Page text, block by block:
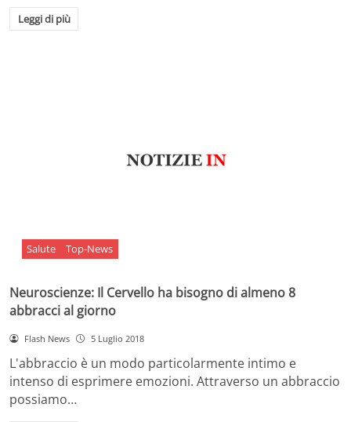
Leggi di più
Salute Top-News
Neuroscienze: Il Cervello ha bisogno di almeno 8
abbracci al giorno
Flash News 5 Luglio 2018
L'abbraccio è un modo particolarmente intimo e
intenso di esprimere emozioni. Attraverso un abbraccio
possiamo…